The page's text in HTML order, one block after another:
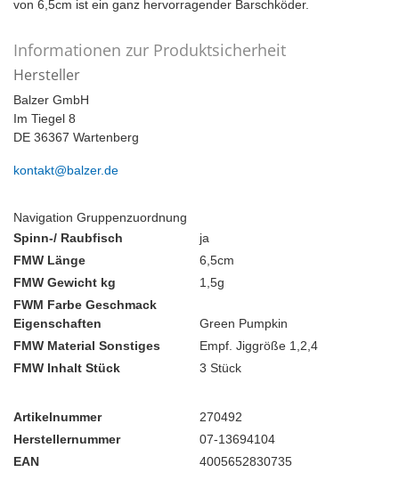
von 6,5cm ist ein ganz hervorragender Barschköder.
Informationen zur Produktsicherheit
Hersteller
Balzer GmbH
Im Tiegel 8
DE 36367 Wartenberg
kontakt@balzer.de
Navigation Gruppenzuordnung
Spinn-/ Raubfisch
ja
FMW Länge
6,5cm
FMW Gewicht kg
1,5g
FWM Farbe Geschmack
Eigenschaften
Green Pumpkin
FMW Material Sonstiges
Empf. Jiggröße 1,2,4
FMW Inhalt Stück
3 Stück
Artikelnummer
270492
Herstellernummer
07-13694104
EAN
4005652830735